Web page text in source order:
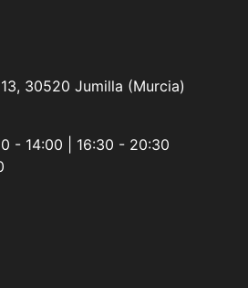
30520 Jumilla (Murcia)
- 14:00 | 16:30 - 20:30